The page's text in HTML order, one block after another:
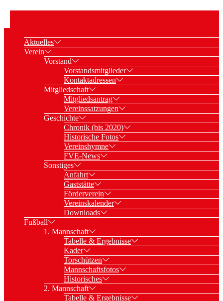
Aktuelles
Verein
Vorstand
Vorstandsmitglieder
Kontaktadressen
Mitgliedschaft
Mitgliedsantrag
Vereinssatzungen
Geschichte
Chronik (bis 2020)
Historische Fotos
Vereinshymne
FVE-News
Sonstiges
Anfahrt
Gaststätte
Förderverein
Vereinskalender
Downloads
Fußball
1. Mannschaft
Tabelle & Ergebnisse
Kader
Torschützen
Mannschaftsfotos
Historisches
2. Mannschaft
Tabelle & Ergebnisse